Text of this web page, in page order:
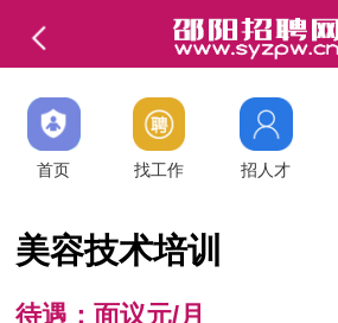
首页 找工作 招人才
美容技术培训
待遇：面议元/月